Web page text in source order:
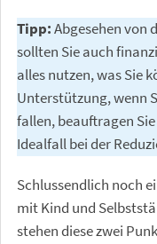
Tipp:Abgesehen von
sollten Sie auch
alles nutzen, was Sie
Unterstützung, wenn
fallen, beauftragen
Idealfall bei der
Schlussendlich noch
mit Kind und
stehen diese zwei